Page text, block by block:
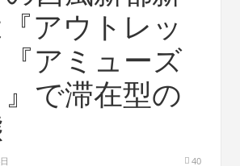
アウトレッ
『アミューズ
で滞在型の
40